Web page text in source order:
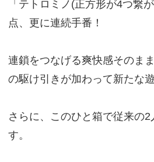
「テトロミノ(正方形が4つ繋
点、更に連続手番！
連鎖をつなげる爽快感そのま
の駆け引きが加わって新たな
さらに、このひと箱で従来の2
す。